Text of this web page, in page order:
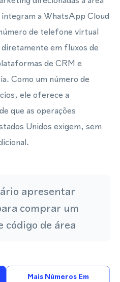
a WhatsApp Cloud
de telefone virtual
em fluxos de
de CRM e
Como um número de
ele oferece a
que as operações
Unidos exigem, sem
apresentar
comprar um
código de área
Mais Números Em